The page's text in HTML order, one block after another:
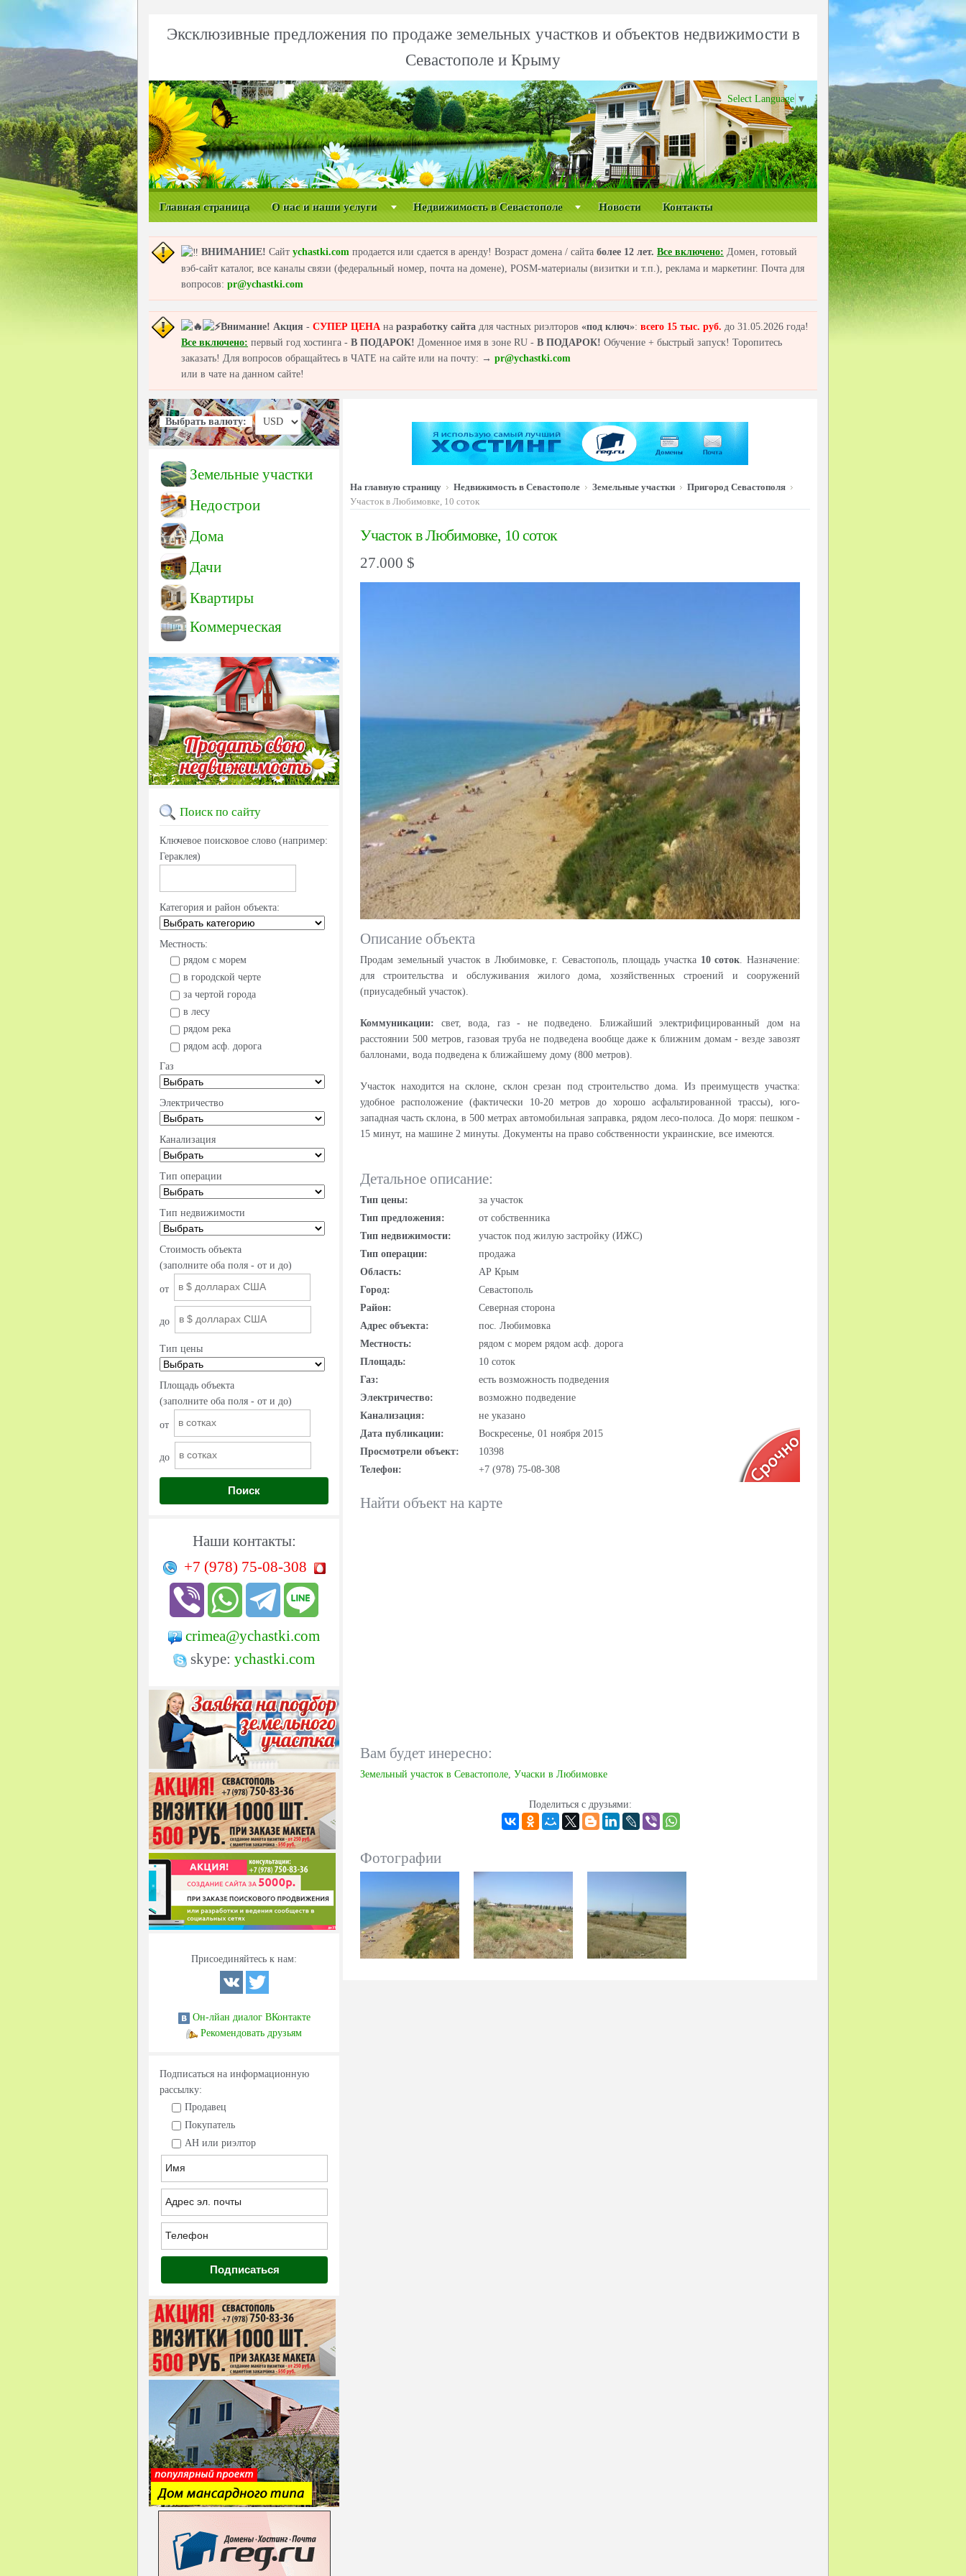
Эксклюзивные предложения по продаже земельных участков и объектов недвижимости в
Севастополе и Крыму
Select Language ▼
Главная страница О нас и наши услуги Недвижимость в Севастополе Новости Контакты
ВНИМАНИЕ! Сайт ychastki.com продается или сдается в аренду! Возраст домена / сайта более 12 лет. Все включено: Домен, готовый
вэб-сайт каталог, все каналы связи (федеральный номер, почта на домене), POSM-материалы (визитки и т.п.), реклама и маркетинг. Почта для
вопросов: pr@ychastki.com
Внимание! Акция - СУПЕР ЦЕНА на разработку сайта для частных риэлторов «под ключ»: всего 15 тыс. руб. до 31.05.2026 года!
Все включено: первый год хостинга - В ПОДАРОК! Доменное имя в зоне RU - В ПОДАРОК! Обучение + быстрый запуск! Торопитесь
заказать! Для вопросов обращайтесь в ЧАТЕ на сайте или на почту: → pr@ychastki.com
или в чате на данном сайте!
Выбрать валюту:
Земельные участки
Недострои
Дома
Дачи
Квартиры
Коммерческая
Поиск по сайту
Ключевое поисковое слово (например:
Гераклея)
Категория и район объекта:
Местность:
рядом с морем
в городской черте
за чертой города
в лесу
рядом река
рядом асф. дорога
Газ
Электричество
Канализация
Тип операции
Тип недвижимости
Стоимость объекта
(заполните оба поля - от и до)
от
до
Тип цены
Площадь объекта
(заполните оба поля - от и до)
от
до
Поиск
Наши контакты:
+7 (978) 75-08-308
crimea@ychastki.com
skype: ychastki.com
Присоединяйтесь к нам:
Он-лйан диалог ВКонтакте
Рекомендовать друзьям
Подписаться на информационную
рассылку:
Продавец
Покупатель
АН или риэлтор
На главную страницу Недвижимость в Севастополе Земельные участки
Пригород Севастополя
Участок в Любимовке, 10 соток
Участок в Любимовке, 10 соток
27.000 $
Описание объекта
Продам земельный участок в Любимовке, г. Севастополь, площадь участка 10 соток . Назначение:
для строительства и обслуживания жилого дома, хозяйственных строений и сооружений
(приусадебный участок).
Коммуникации: свет, вода, газ - не подведено. Ближайший электрифицированный дом на
расстоянии 500 метров, газовая труба не подведена вообще даже к ближним домам - везде завозят
баллонами, вода подведена к ближайшему дому (800 метров).
Участок находится на склоне, склон срезан под строительство дома. Из преимуществ участка:
удобное расположение (фактически 10-20 метров до хорошо асфальтированной трассы), юго-
западная часть склона, в 500 метрах автомобильная заправка, рядом лесо-полоса. До моря: пешком -
15 минут, на машине 2 минуты. Документы на право собственности украинские, все имеются.
Детальное описание:
Тип цены:
за участок
Тип предложения:
от собственника
Тип недвижимости:
участок под жилую застройку (ИЖС)
Тип операции:
продажа
Область:
АР Крым
Город:
Севастополь
Район:
Северная сторона
Адрес объекта:
пос. Любимовка
Местность:
рядом с морем рядом асф. дорога
Площадь:
10 соток
Газ:
есть возможность подведения
Электричество:
возможно подведение
Канализация:
не указано
Дата публикации:
Воскресенье, 01 ноября 2015
Просмотрели объект:
10398
Телефон:
+7 (978) 75-08-308
Найти объект на карте
Вам будет инересно:
Земельный участок в Севастополе Учаски в Любимовке
Поделиться с друзьями:
Фотографии